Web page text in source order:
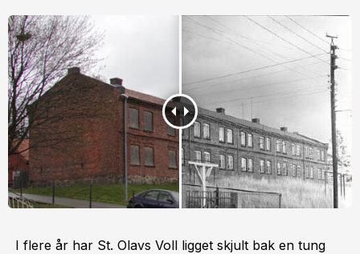
I flere år har St. Olavs Voll ligget skjult bak en tung